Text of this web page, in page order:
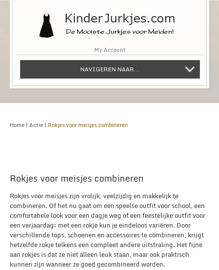
My Account
NAVIGEREN NAAR...
Home | Actie | Rokjes voor meisjes combineren
Rokjes voor meisjes combineren
Rokjes voor meisjes zijn vrolijk, veelzijdig en makkelijk te
combineren. Of het nu gaat om een speelse outfit voor school, een
comfortabele look voor een dagje weg of een feestelijke outfit voor
een verjaardag: met een rokje kun je eindeloos variëren. Door
verschillende tops, schoenen en accessoires te combineren, krijgt
hetzelfde rokje telkens een compleet andere uitstraling. Het fijne
aan rokjes is dat ze niet alleen leuk staan, maar ook praktisch
kunnen zijn wanneer ze goed gecombineerd worden.